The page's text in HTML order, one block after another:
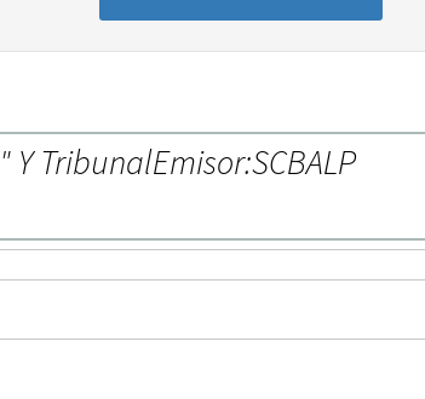
" Y TribunalEmisor:SCBALP